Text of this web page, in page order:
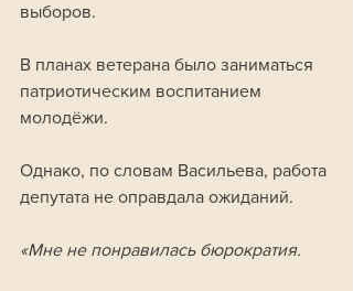
выборов.
В планах ветерана было заниматься
патриотическим воспитанием
молодёжи.
Однако, по словам Васильева, работа
депутата не оправдала ожиданий.
«Мне не понравилась бюрократия.